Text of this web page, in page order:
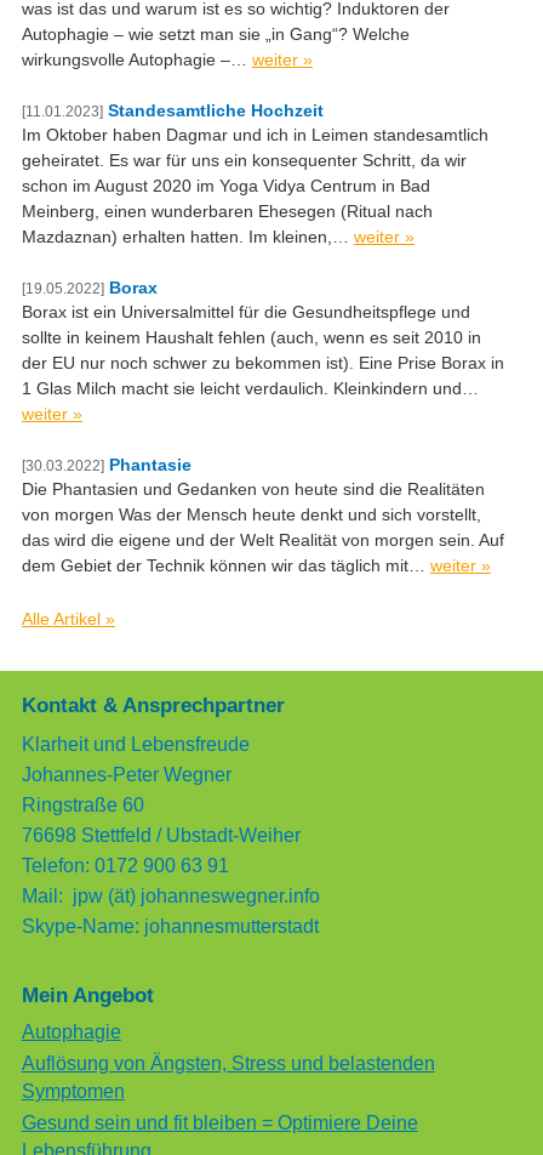
was ist das und warum ist es so wichtig? Induktoren der
Autophagie – wie setzt man sie „in Gang“? Welche
wirkungsvolle Autophagie –… weiter »
[11.01.2023]Standesamtliche Hochzeit
Im Oktober haben Dagmar und ich in Leimen standesamtlich
geheiratet. Es war für uns ein konsequenter Schritt, da wir
schon im August 2020 im Yoga Vidya Centrum in Bad
Meinberg, einen wunderbaren Ehesegen (Ritual nach
Mazdaznan) erhalten hatten. Im kleinen,… weiter »
[19.05.2022]Borax
Borax ist ein Universalmittel für die Gesundheitspflege und
sollte in keinem Haushalt fehlen (auch, wenn es seit 2010 in
der EU nur noch schwer zu bekommen ist). Eine Prise Borax in
1 Glas Milch macht sie leicht verdaulich. Kleinkindern und…
weiter »
[30.03.2022]Phantasie
Die Phantasien und Gedanken von heute sind die Realitäten
von morgen Was der Mensch heute denkt und sich vorstellt,
das wird die eigene und der Welt Realität von morgen sein. Auf
dem Gebiet der Technik können wir das täglich mit… weiter »
Alle Artikel »
Kontakt & Ansprechpartner
Klarheit und Lebensfreude
Johannes-Peter Wegner
Ringstraße 60
76698 Stettfeld / Ubstadt-Weiher
Telefon: 0172 900 63 91
Mail: jpw (ät) johanneswegner.info
Skype-Name: johannesmutterstadt
Mein Angebot
Autophagie
Auflösung von Ängsten, Stress und belastenden
Symptomen
Gesund sein und fit bleiben = Optimiere Deine
Lebensführung